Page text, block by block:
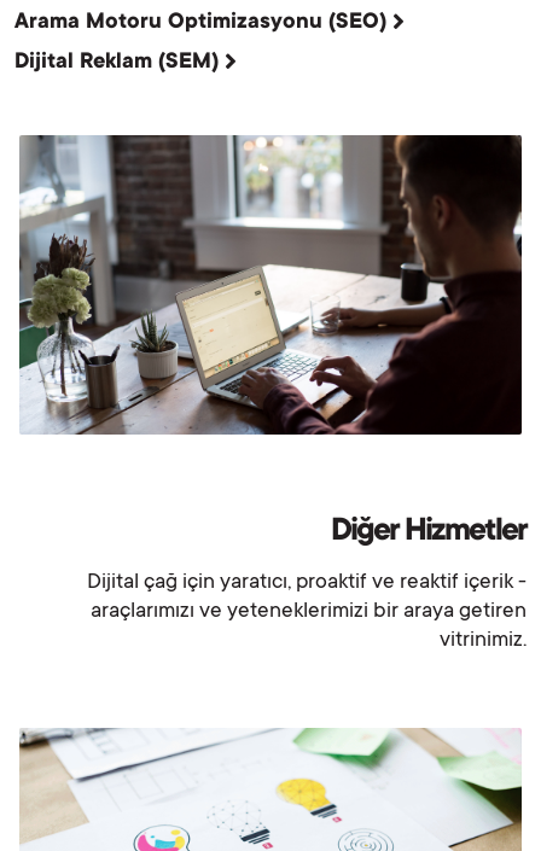
Arama Motoru Optimizasyonu (SEO)
Dijital Reklam (SEM)
Diğer Hizmetler
Dijital çağ için yaratıcı, proaktif ve reaktif içerik -
araçlarımızı ve yeteneklerimizi bir araya getiren
vitrinimiz.